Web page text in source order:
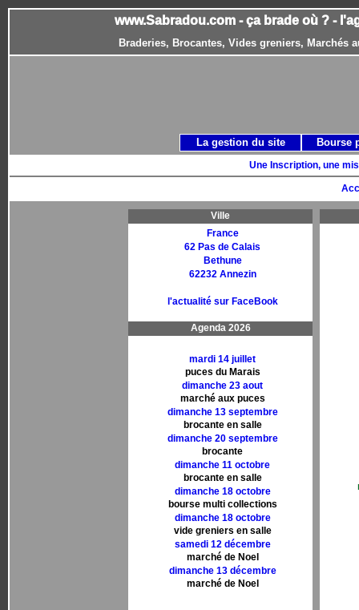
www.Sabradou.com - ça brade où ? -
Braderies, Brocantes, Vides greniers, Marchés
Une Inscription, une
Ville
France
62 Pas de Calais
Bethune
62232 Annezin
l'actualité sur FaceBook
Agenda 2026
mardi 14 juillet
puces du Marais
dimanche 23 aout
marché aux puces
dimanche 13 septembre
brocante en salle
dimanche 20 septembre
brocante
dimanche 11 octobre
brocante en salle
dimanche 18 octobre
bourse multi collections
dimanche 18 octobre
vide greniers en salle
samedi 12 décembre
marché de Noel
dimanche 13 décembre
marché de Noel
La gestion du site Bourse